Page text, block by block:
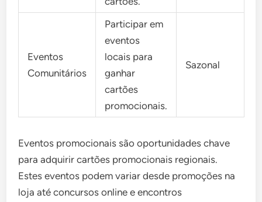
Eventos
Comunitários
Participar em
eventos
locais para
ganhar
cartões
promocionais.
Sazonal
Eventos promocionais são oportunidades chave
para adquirir cartões promocionais regionais.
Estes eventos podem variar desde promoções na
loja até concursos online e encontros